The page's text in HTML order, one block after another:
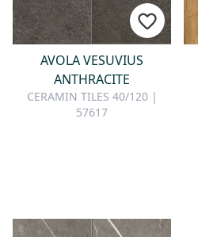
AVOLA VESUVIUS
ANTHRACITE
CERAMIN TILES 40/120 |
57617